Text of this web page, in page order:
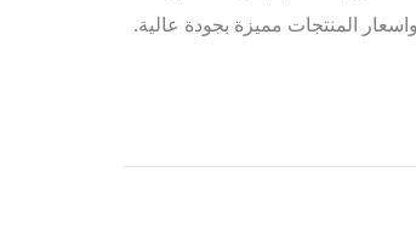
المنتجات مميزة بجودة عالية.